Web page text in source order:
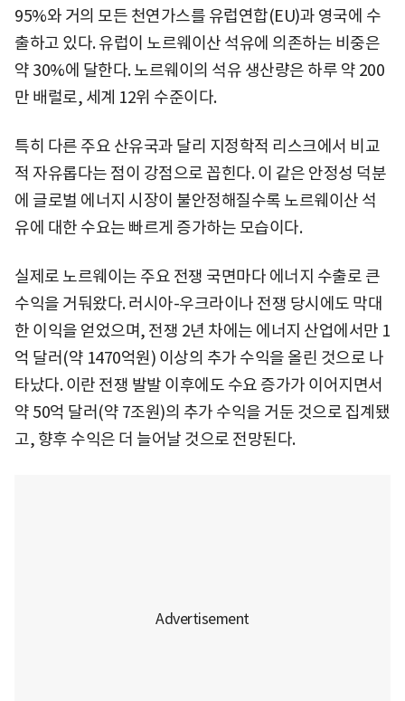
95%와 거의 모든 천연가스를 유럽연합(EU)과 영국에 수
출하고 있다. 유럽이 노르웨이산 석유에 의존하는 비중은
약 30%에 달한다. 노르웨이의 석유 생산량은 하루 약 200
만 배럴로, 세계 12위 수준이다.
특히 다른 주요 산유국과 달리 지정학적 리스크에서 비교
적 자유롭다는 점이 강점으로 꼽힌다. 이 같은 안정성 덕분
에 글로벌 에너지 시장이 불안정해질수록 노르웨이산 석
유에 대한 수요는 빠르게 증가하는 모습이다.
실제로 노르웨이는 주요 전쟁 국면마다 에너지 수출로 큰
수익을 거둬왔다. 러시아-우크라이나 전쟁 당시에도 막대
한 이익을 얻었으며, 전쟁 2년 차에는 에너지 산업에서만 1
억 달러(약 1470억원) 이상의 추가 수익을 올린 것으로 나
타났다. 이란 전쟁 발발 이후에도 수요 증가가 이어지면서
약 50억 달러(약 7조원)의 추가 수익을 거둔 것으로 집계됐
고, 향후 수익은 더 늘어날 것으로 전망된다.